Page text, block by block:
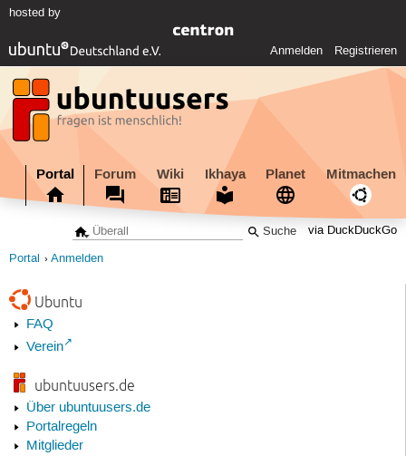
hosted by
Anmelden Registrieren
Portal Forum Wiki Ikhaya Planet Mitmachen
via DuckDuckGo
Portal Anmelden
Ubuntu
FAQ
Verein
ubuntuusers.de
Über ubuntuusers.de
Portalregeln
Mitglieder